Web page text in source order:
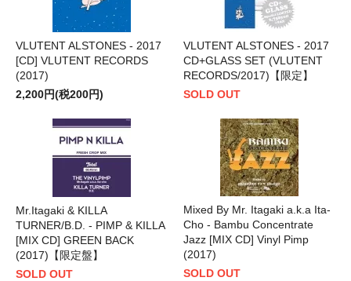
VLUTENT ALSTONES - 2017
[CD] VLUTENT RECORDS
(2017)
2,200円(税200円)
VLUTENT ALSTONES - 2017
CD+GLASS SET (VLUTENT
RECORDS/2017)【限定】
SOLD OUT
Mr.Itagaki & KILLA
TURNER/B.D. - PIMP & KILLA
[MIX CD] GREEN BACK
(2017)【限定盤】
SOLD OUT
Mixed By Mr. Itagaki a.k.a Ita-
Cho - Bambu Concentrate
Jazz [MIX CD] Vinyl Pimp
(2017)
SOLD OUT